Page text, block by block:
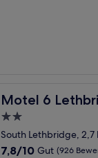
Motel 6
Motel 6
2.0-
Sterne-
Unterkunft
South Lethbridge, 2,7
7.8
7,8/10 Gut (926